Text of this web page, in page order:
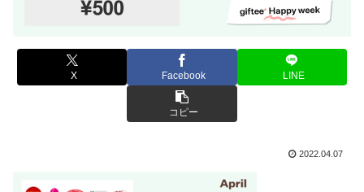
X Facebook LINE
コピー
2022.04.07